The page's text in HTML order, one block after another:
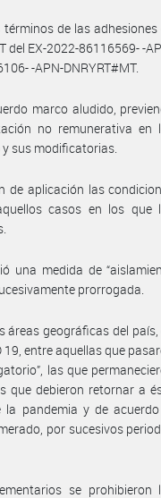
de las adhesiones
del EX-2022-86116569- -
-APN-DNRYRT#MT.
marco aludido,
no remunerativa en
y sus modificatorias.
de aplicación las
casos en los que
una medida de
prorrogada.
áreas geográficas del país,
entre aquellas que
las que
que debieron retornar a
pandemia y de
por sucesivos
se prohibieron